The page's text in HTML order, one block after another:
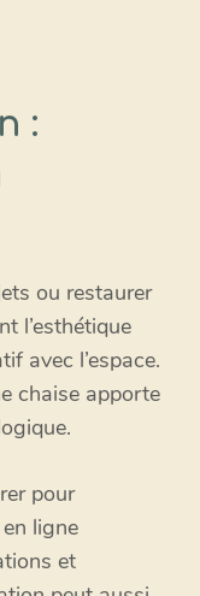
:
ou restaurer
l’esthétique
avec l’espace.
chaise apporte
pour
ligne
et